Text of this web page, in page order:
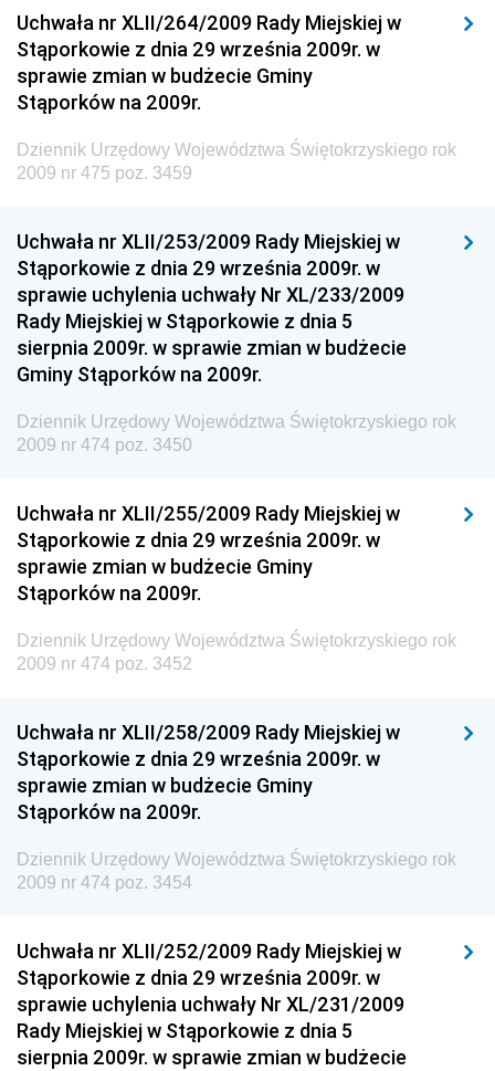
Technologii
Dziennik Urzędowy Ministra Inwestycji i Rozwoju
Dziennik Urzędowy Naczelnego Dyrektora Archiwów
Państwowych
Dziennik Urzędowy Ministra Finansów, Inwestycji i
Rozwoju
Dziennik Urzędowy Ministra Sportu
Dziennik Urzędowy Ministra Funduszy i Polityki
Regionalnej
Dziennik Urzędowy Ministra Aktywów Państwowych
Dziennik Urzędowy Ministra Zdrowia
Dziennik Urzędowy Ministra Środowiska i Głównego
Inspektora Ochrony Środowiska
Dziennik Urzędowy Ministerstwa Kultury, Dziedzictwa
Narodowego i Sportu
Dziennik Urzędowy Ministra Finansów, Funduszy i
Dziennik Urzędowy Ministra Rozwoju, Pracy i
Dziennik Urzędowy Ministra Kultury, Dziedzictwa
Narodowego i Sportu
Dziennik Urzędowy Ministra Rodziny i Polityki
Społecznej
Dziennik Urzędowy Komendy Głównej Straży
Granicznej
Drogowego
Dziennik Urzędowy Narodowego Banku Polskiego
Dziennik Urzędowy Komendy Głównej Policji
Dziennik Urzędowy Ministra Pracy i Polityki
Uchwała nr XLII/264/2009 Rady Miejskiej w
Stąporkowie z dnia 29 września 2009r. w
sprawie zmian w budżecie Gminy
Stąporków na 2009r.
Dziennik Urzędowy Województwa Świętokrzyskiego rok
2009 nr 475 poz. 3459
Uchwała nr XLII/253/2009 Rady Miejskiej w
Stąporkowie z dnia 29 września 2009r. w
sprawie uchylenia uchwały Nr XL/233/2009
Rady Miejskiej w Stąporkowie z dnia 5
sierpnia 2009r. w sprawie zmian w budżecie
Gminy Stąporków na 2009r.
Dziennik Urzędowy Województwa Świętokrzyskiego rok
2009 nr 474 poz. 3450
Uchwała nr XLII/255/2009 Rady Miejskiej w
Stąporkowie z dnia 29 września 2009r. w
sprawie zmian w budżecie Gminy
Stąporków na 2009r.
Dziennik Urzędowy Województwa Świętokrzyskiego rok
2009 nr 474 poz. 3452
Uchwała nr XLII/258/2009 Rady Miejskiej w
Stąporkowie z dnia 29 września 2009r. w
sprawie zmian w budżecie Gminy
Stąporków na 2009r.
Dziennik Urzędowy Województwa Świętokrzyskiego rok
2009 nr 474 poz. 3454
Uchwała nr XLII/252/2009 Rady Miejskiej w
Stąporkowie z dnia 29 września 2009r. w
sprawie uchylenia uchwały Nr XL/231/2009
Rady Miejskiej w Stąporkowie z dnia 5
sierpnia 2009r. w sprawie zmian w budżecie